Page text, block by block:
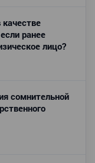
ранее
лицо?
сомнительной